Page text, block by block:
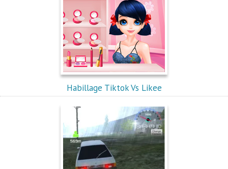
Habillage Tiktok Vs Likee